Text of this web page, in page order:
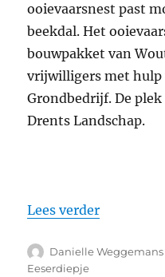
ooievaarsnest past
beekdal. Het
bouwpakket van
vrijwilligers met hulp
Grondbedrijf. De
Drents Landschap.
Lees verder
Auteur
Danielle Weggemans
Eeserdiepje